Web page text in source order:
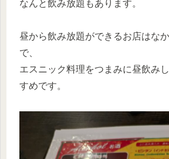
なんと飲み放題もあります。
昼から飲み放題ができるお店はな
で、
エスニック料理をつまみに昼飲み
すめです。